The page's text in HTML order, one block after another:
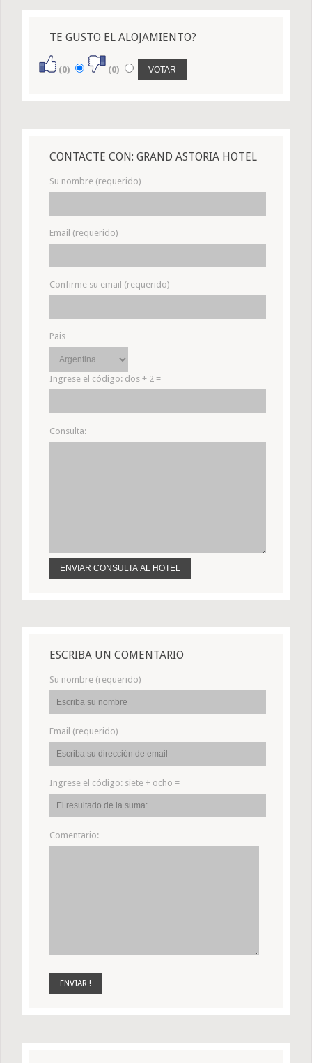
TE GUSTO EL ALOJAMIENTO?
(0) (0)
CONTACTE CON: GRAND ASTORIA HOTEL
Su nombre (requerido)
Email (requerido)
Confirme su email (requerido)
Pais
Ingrese el código: dos + 2 =
Consulta:
ESCRIBA UN COMENTARIO
Su nombre (requerido)
Email (requerido)
Ingrese el código: siete + ocho =
Comentario: